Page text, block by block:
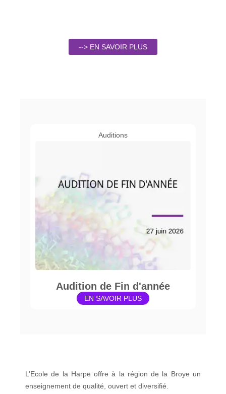
--> EN SAVOIR PLUS
Auditions
Audition de Fin d'année
EN SAVOIR PLUS
L’Ecole de la Harpe offre à la région de la Broye un
enseignement de qualité, ouvert et diversifié.